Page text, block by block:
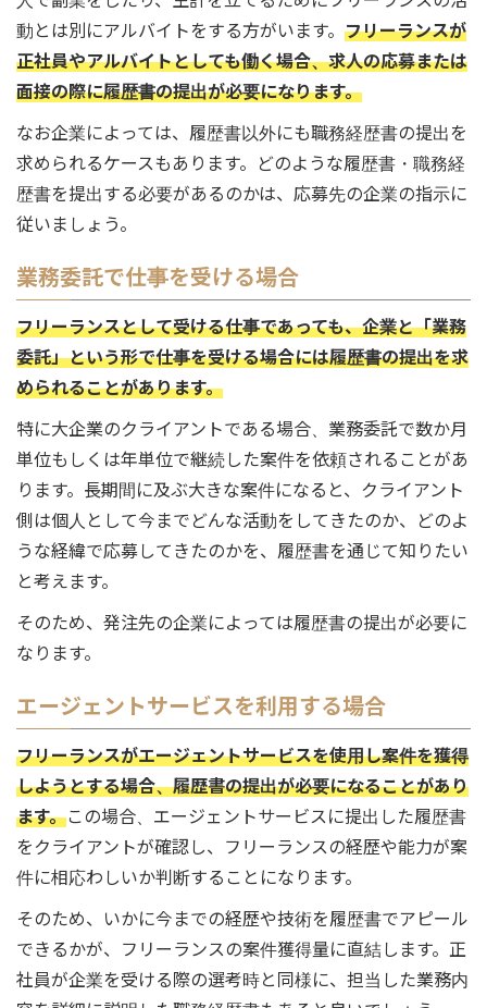
動とは別にアルバイトをする方がいます。 フリーランスが
正社員やアルバイトとしても働く場合、求人の応募または
面接の際に履歴書の提出が必要になります。
なお企業によっては、履歴書以外にも職務経歴書の提出を
求められるケースもあります。どのような履歴書・職務経
歴書を提出する必要があるのかは、応募先の企業の指示に
従いましょう。
業務委託で仕事を受ける場合
フリーランスとして受ける仕事であっても、企業と「業務
委託」という形で仕事を受ける場合には履歴書の提出を求
められることがあります。
特に大企業のクライアントである場合、業務委託で数か月
単位もしくは年単位で継続した案件を依頼されることがあ
ります。長期間に及ぶ大きな案件になると、クライアント
側は個人として今までどんな活動をしてきたのか、どのよ
うな経緯で応募してきたのかを、履歴書を通じて知りたい
と考えます。
そのため、発注先の企業によっては履歴書の提出が必要に
なります。
エージェントサービスを利用する場合
フリーランスがエージェントサービスを使用し案件を獲得
しようとする場合、履歴書の提出が必要になることがあり
ます。この場合、エージェントサービスに提出した履歴書
をクライアントが確認し、フリーランスの経歴や能力が案
件に相応わしいか判断することになります。
そのため、いかに今までの経歴や技術を履歴書でアピール
できるかが、フリーランスの案件獲得量に直結します。正
社員が企業を受ける際の選考時と同様に、担当した業務内